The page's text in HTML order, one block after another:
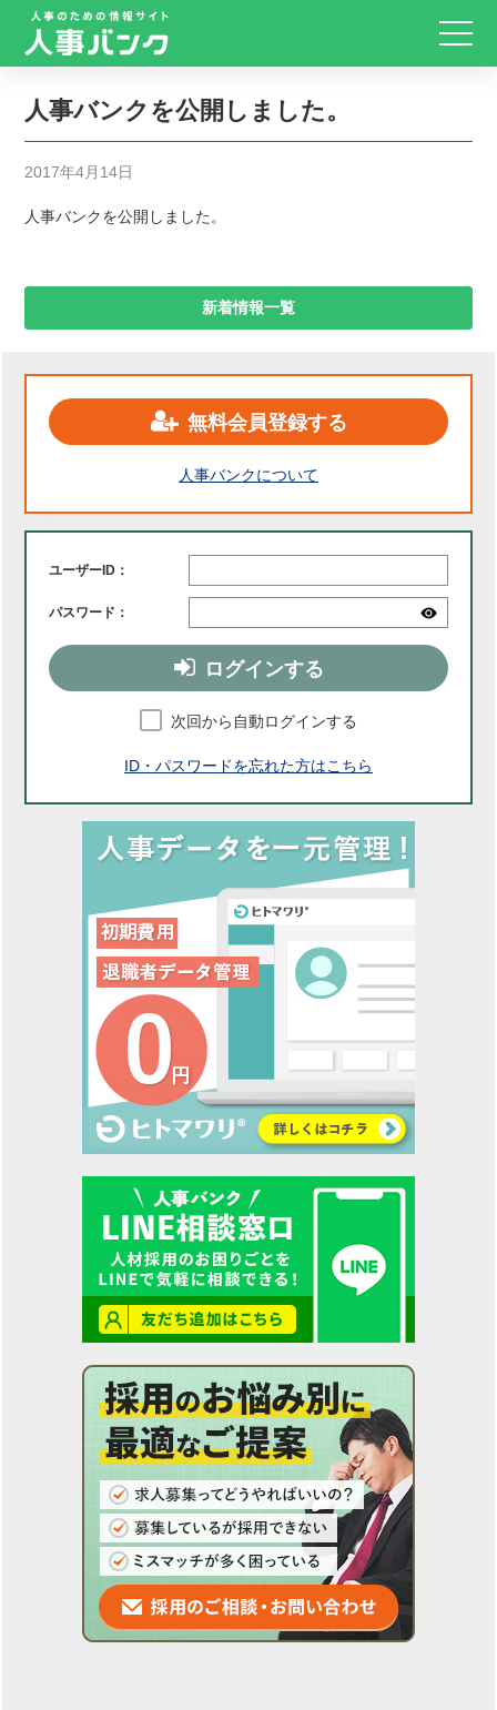
人事バンクを公開しました。
2017年4月14日
人事バンクを公開しました。
新着情報一覧
無料会員登録する
人事バンクについて
ユーザーID：
パスワード：
ログインする
次回から自動ログインする
ID・パスワードを忘れた方はこちら